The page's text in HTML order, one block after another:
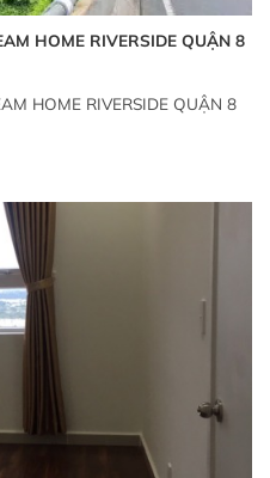
HOME RIVERSIDE QUẬN 8
HOME RIVERSIDE QUẬN 8